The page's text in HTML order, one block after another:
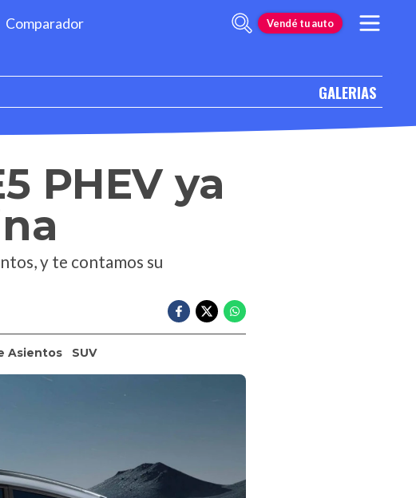
Comparador Vendé tu auto
GALERIAS
PHEV ya
y te contamos su
Asientos SUV